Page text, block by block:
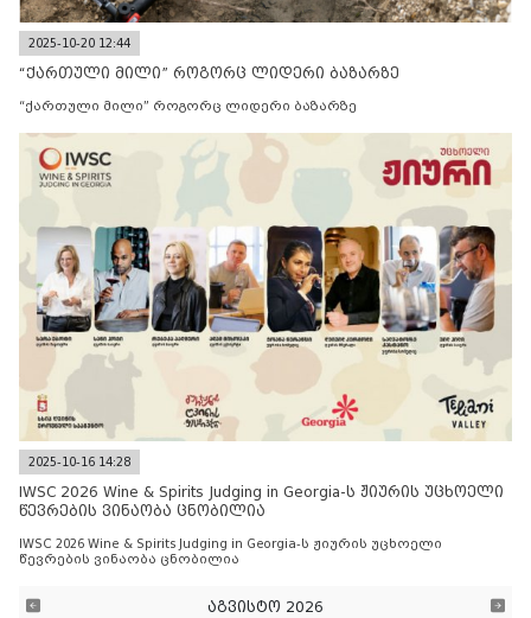
2025-10-20 12:44
“ქართული მილი” როგორც ლიდერი ბაზარზე
“ქართული მილი” როგორც ლიდერი ბაზარზე
2025-10-16 14:28
IWSC 2026 Wine & Spirits Judging in Georgia-ს ჟიურის უცხოელი
წევრების ვინაობა ცნობილია
IWSC 2026 Wine & Spirits Judging in Georgia-ს ჟიურის უცხოელი
წევრების ვინაობა ცნობილია
აგვისტო 2026